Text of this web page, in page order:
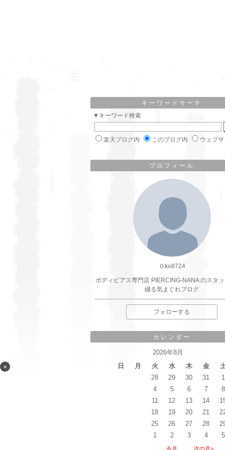
×
キーワードサーチ
▼キーワード検索
楽天ブログ内 このブログ内 ウェブ
プロフィール
０ko8724
ボディピアス専門店 PIERCING-NANA のスタ
綴る気まぐれブログ
フォローする
カレンダー
2026年8月
日
月 火 水 木 金
28 29 30 31
1
4 5 6 7
8
11 12 13 14
18 19 20 21
25 26 27 28
1 2 3 4 5
今月 次の月>